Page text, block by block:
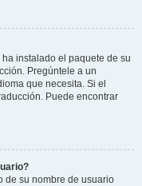
instalado el paquete de su
Pregúntele a un
que necesita. Si el
Puede encontrar
de su nombre de usuario